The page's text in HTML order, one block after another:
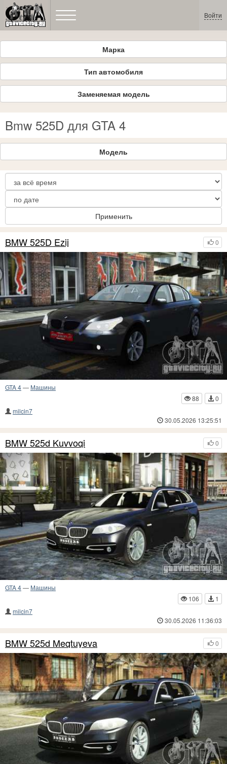
Войти
Марка
Тип автомобиля
Заменяемая модель
Bmw 525D для GTA 4
Модель
Применить
0
BMW 525D Ezij
GTA 4— Машины
88
0
milcin7
30.05.2026 13:25:51
0
BMW 525d Kuvvoqi
GTA 4— Машины
106
1
milcin7
30.05.2026 11:36:03
0
BMW 525d Meqtuyeva